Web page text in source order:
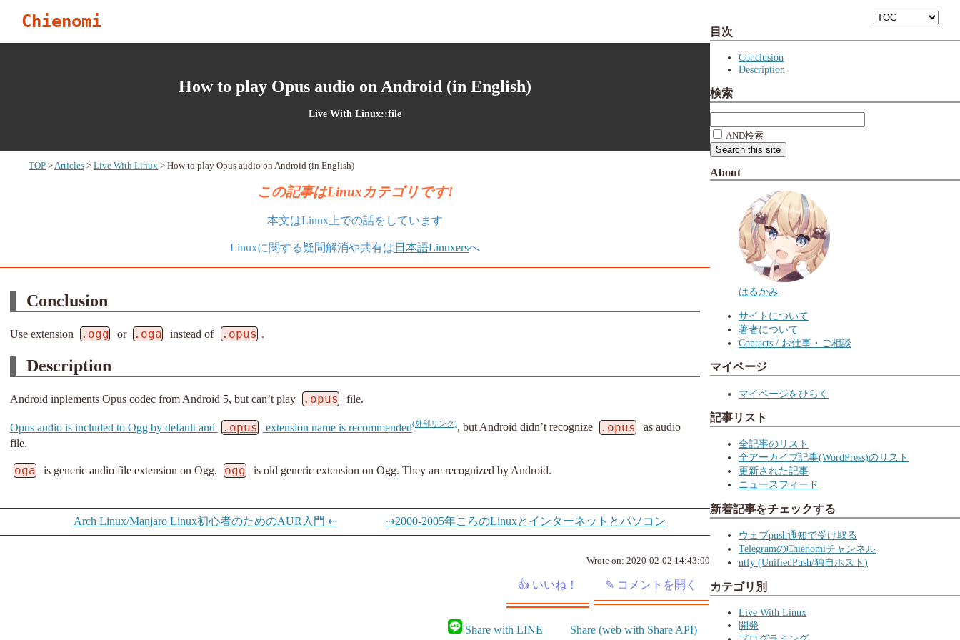
Chienomi
How to play Opus audio on Android (in English)
Live With Linux::file
TOP Articles Live With Linux How to play Opus audio on Android (in English)
この記事はLinuxカテゴリです!
本文はLinux上での話をしています
Linuxに関する疑問解消や共有は 日本語Linuxersへ
Conclusion
Use extension .ogg or .oga instead of .opus .
Description
Android inplements Opus codec from Android 5, but can’t play .opus file.
Opus audio is included to Ogg by default and .opus extension name is recommended , but Android didn’t recognize .opus
as audio
file.
oga is generic audio file extension on Ogg. ogg is old generic extension on Ogg. They are recognized by Android.
Arch Linux/Manjaro Linux初心者のためのAUR入門 ⇠ ⇢2000-2005年ころのLinuxとインターネットとパソコン
Wrote on: 2020-02-02 14:43:00
Share with LINE Share (web with Share API)
目次
Conclusion
Description
検索
AND検索
About
はるかみ
サイトについて
著者について
Contacts / お仕事・ご相談
マイページ
マイページをひらく
記事リスト
全記事のリスト
全アーカイブ記事(WordPress)のリスト
更新された記事
ニュースフィード
新着記事をチェックする
ウェブpush通知で受け取る
TelegramのChienomiチャンネル
ntfy (UnifiedPush/独自ホスト)
カテゴリ別
Live With Linux
開発